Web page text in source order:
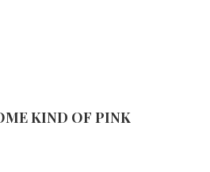
KIND OF PINK